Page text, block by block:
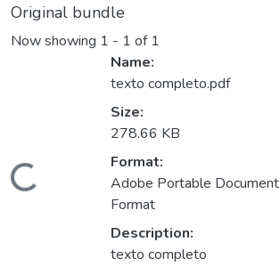
Original bundle
Now showing 1 - 1 of 1
Loading...
Name:
texto completo.pdf
Size:
278.66 KB
Format:
Adobe Portable Document
Format
Description:
texto completo